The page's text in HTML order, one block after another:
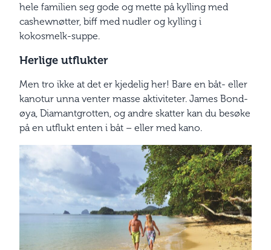
hele familien seg gode og mette på kylling med
cashewnøtter, biff med nudler og kylling i
kokosmelk-suppe.
Herlige utflukter
Men tro ikke at det er kjedelig her! Bare en båt- eller
kanotur unna venter masse aktiviteter. James Bond-
øya, Diamantgrotten, og andre skatter kan du besøke
på en utflukt enten i båt – eller med kano.